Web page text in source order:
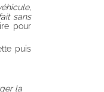
sans
pour
puis
la